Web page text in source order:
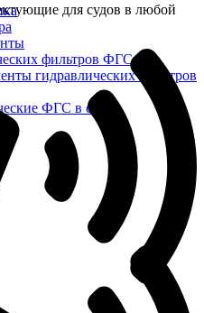
фильтров ФГС
гидравлических фильтров
ФГС в сборе
для судов в любой